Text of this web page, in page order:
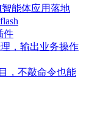
能体应用落地
件
，输出业务操作
，不敲命令也能